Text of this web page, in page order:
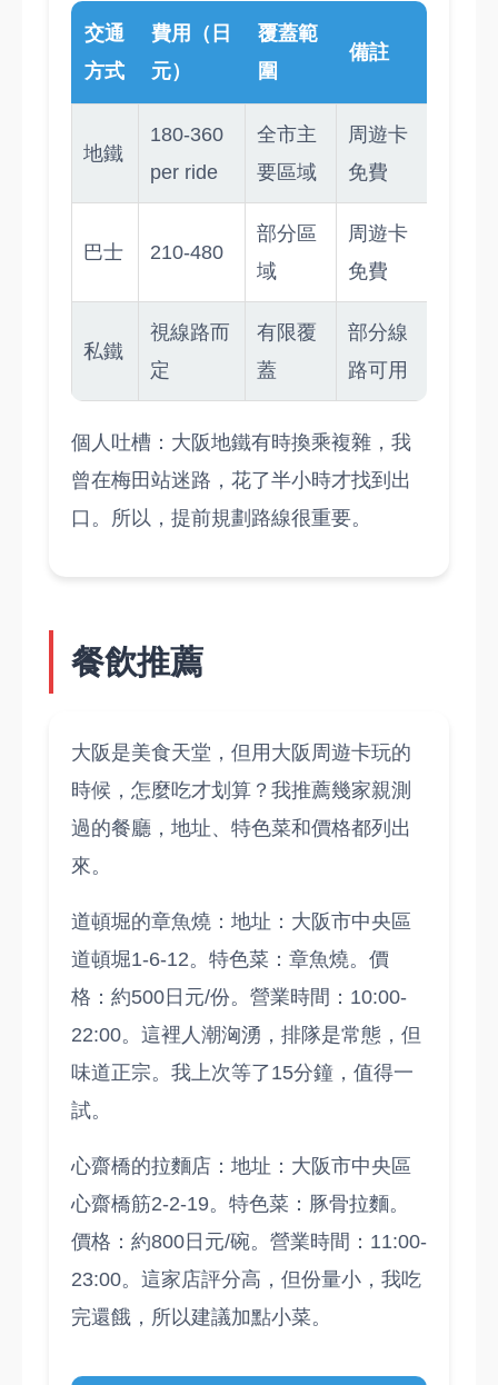
交通
方式
費用（日
元）
覆蓋範
圍
備註
地鐵
180-360
per ride
全市主
要區域
周遊卡
免費
巴士 210-480
部分區
域
周遊卡
免費
私鐵
視線路而
定
有限覆
蓋
部分線
路可用
個人吐槽：大阪地鐵有時換乘複雜，我
曾在梅田站迷路，花了半小時才找到出
口。所以，提前規劃路線很重要。
餐飲推薦
大阪是美食天堂，但用大阪周遊卡玩的
時候，怎麼吃才划算？我推薦幾家親測
過的餐廳，地址、特色菜和價格都列出
來。
道頓堀的章魚燒：地址：大阪市中央區
道頓堀1-6-12。特色菜：章魚燒。價
格：約500日元/份。營業時間：10:00-
22:00。這裡人潮洶湧，排隊是常態，但
味道正宗。我上次等了15分鐘，值得一
試。
心齋橋的拉麵店：地址：大阪市中央區
心齋橋筋2-2-19。特色菜：豚骨拉麵。
價格：約800日元/碗。營業時間：11:00-
23:00。這家店評分高，但份量小，我吃
完還餓，所以建議加點小菜。